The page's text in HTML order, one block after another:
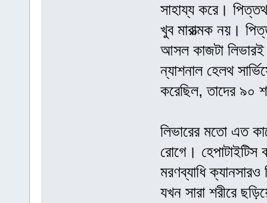
সাহায্য করে।
খুব মারাত্মক নয়।
আসল কাজটা লিভারই
ন্যাশনাল হেলথ
করেছিল, তাদের ৯০
লিভারের মতো এত
রোগে। হেপাটাইটিস
মরণব্যাধি
যখন সারা শরীরে